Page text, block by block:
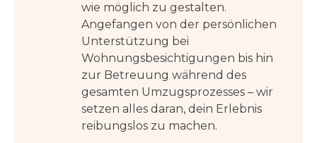
wie möglich zu gestalten.
Angefangen von der persönlichen
Unterstützung bei
Wohnungsbesichtigungen bis hin
zur Betreuung während des
gesamten Umzugsprozesses – wir
setzen alles daran, dein Erlebnis
reibungslos zu machen.